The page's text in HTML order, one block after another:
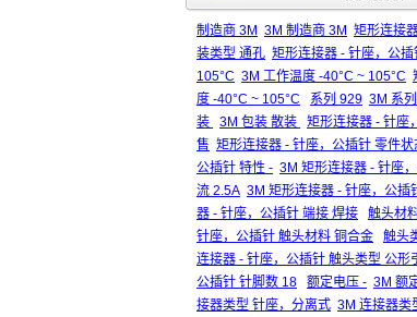
制造商 3M 3M 制造商 3M 矩形连接
装类型 通孔 矩形连接器 - 针座，公
105°C 3M 工作温度 -40°C ~ 105°C
度 -40°C ~ 105°C
系列 929 3M 系
装
3M 包装 散装 矩形连接器 - 针座
售 矩形连接器 - 针座，公插针 零件状
公插针 特性 - 3M 矩形连接器 - 针座
流 2.5A 3M 矩形连接器 - 针座，公插
器 - 针座，公插针 端接 焊接
触头材
针座，公插针 触头材料 铜合金
触头
连接器 - 针座，公插针 触头类型 公形
公插针 针脚数 18
额定电压 - 3M 额
接器类型 针座，分离式 3M 连接器类